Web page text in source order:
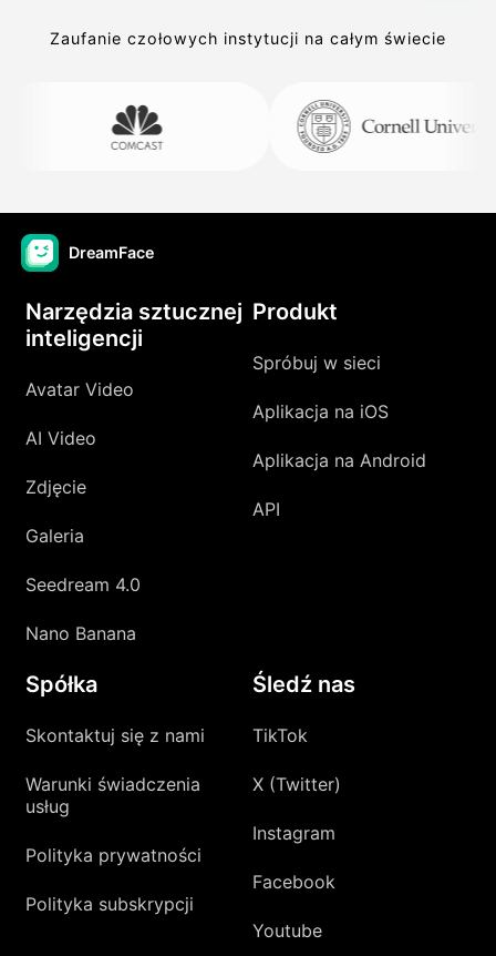
Zaufanie czołowych instytucji na całym świecie
DreamFace
Narzędzia sztucznej
inteligencji
Avatar Video
AI Video
Zdjęcie
Galeria
Seedream 4.0
Nano Banana
Produkt
Spróbuj w sieci
Aplikacja na iOS
Aplikacja na Android
API
Spółka
Skontaktuj się z nami
Warunki świadczenia
usług
Polityka prywatności
Polityka subskrypcji
Śledź nas
TikTok
X (Twitter)
Instagram
Facebook
Youtube